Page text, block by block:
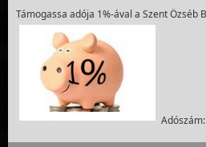
Támogassa adója 1%-ával a Szent Özséb